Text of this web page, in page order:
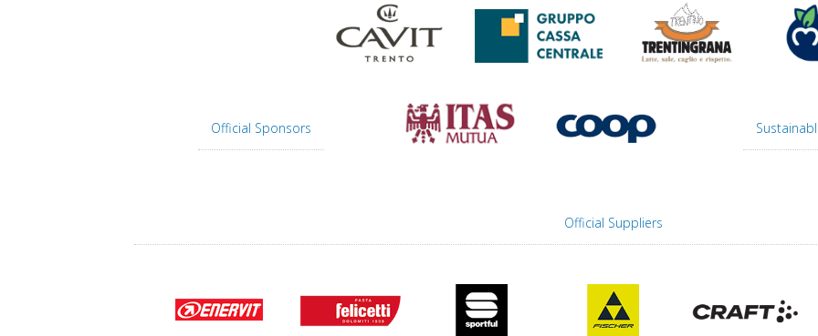
Official Sponsors
Official Suppliers